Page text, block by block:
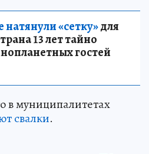
«сетку»для
13 лет тайно
гостей
в муниципалитетах
свалки.